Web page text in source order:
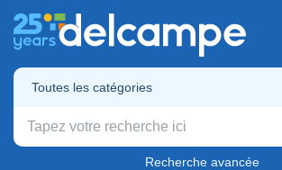
Toutes les catégories
Recherche avancée